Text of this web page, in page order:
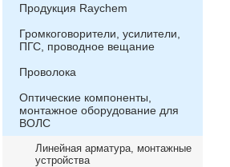
Продукция Raychem
Громкоговорители, усилители,
ПГС, проводное вещание
Проволока
Оптические компоненты,
монтажное оборудование для
ВОЛС
Линейная арматура, монтажные
устройства